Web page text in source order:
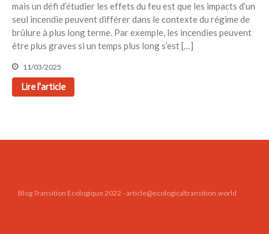
mais un défi d’étudier les effets du feu est que les impacts d’un
seul incendie peuvent différer dans le contexte du régime de
brûlure à plus long terme. Par exemple, les incendies peuvent
être plus graves si un temps plus long s’est […]
11/03/2025
Lire l'article
Blog Transition Ecologique 2022 - article@ecologicaltransition.world